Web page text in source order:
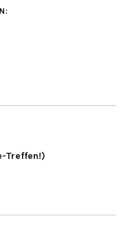
Treffen!)